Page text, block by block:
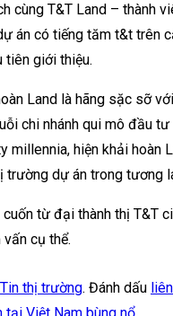
cùng T&T Land – thành
án có tiếng tăm t&t trên
tiên giới thiệu.
Land là hãng sặc sỡ
chi nhánh qui mô đầu
millennia, hiện khải hoàn
trường dự án trong tương
từ đại thành thị T&T
cụ thể.
Tin thị trường. Đánh dấu